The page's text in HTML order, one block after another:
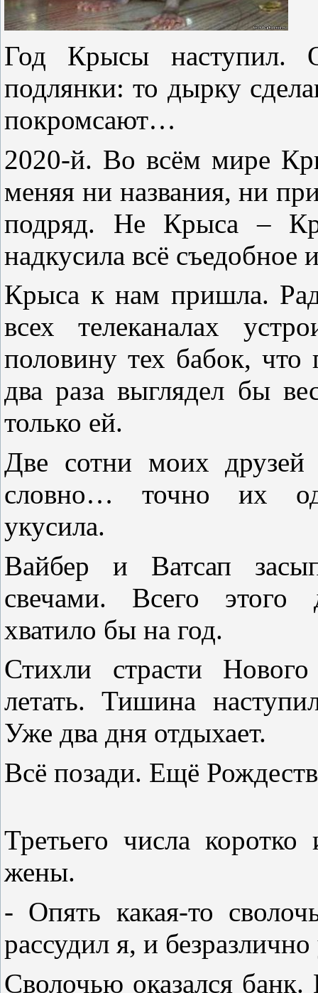
Год Крысы наступил.
подлянки: то дырку
покромсают…
2020-й. Во всём мире
меняя ни названия, ни
подряд. Не Крыса –
надкусила всё съедобное
Крыса к нам пришла.
всех телеканалах
половину тех бабок, что
два раза выглядел бы
только ей.
Две сотни моих
словно… точно их
укусила.
Вайбер и Ватсап
свечами. Всего
хватило бы на год.
Стихли страсти
летать. Тишина
Уже два дня отдыхает.
Всё позади. Ещё
Третьего числа
жены.
- Опять какая-то
рассудил я, и
Сволочью оказался